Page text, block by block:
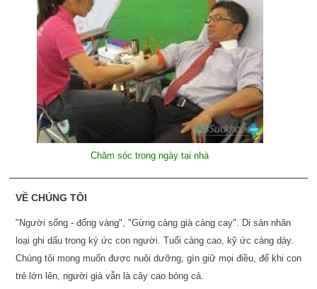
Chăm sóc trong ngày tại nhà
VỀ CHÚNG TÔI
"Người sống - đống vàng", "Gừng càng già càng cay". Di sản nhân
loại ghi dấu trong ký ức con người. Tuổi càng cao, kỹ ức càng dày.
Chúng tôi mong muốn được nuôi dưỡng, gìn giữ mọi điều, để khi con
trẻ lớn lên, người già vẫn là cây cao bóng cả.